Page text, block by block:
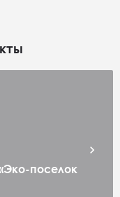
поселок